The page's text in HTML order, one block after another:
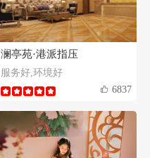
澜亭苑·港派指压
服务好,环境好
6837